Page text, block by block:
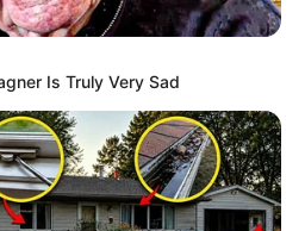
Is Truly Very Sad